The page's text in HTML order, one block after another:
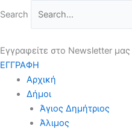
στο
Search
Εγγραφείτε στο Newsletter μας
ΕΓΓΡΑΦΗ
Αρχική
Δήμοι
Άγιος Δημήτριος
Άλιμος